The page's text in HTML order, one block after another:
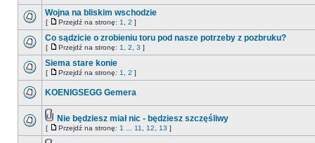
Wojna na bliskim wschodzie
[ Przejdź na stronę: 1 2 ]
Co sądzicie o zrobieniu toru pod nasze potrzeby z pozbruku?
[ Przejdź na stronę: 1 2 3 ]
Siema stare konie
[ Przejdź na stronę: 1 2 ]
KOENIGSEGG Gemera
Nie będziesz miał nic - będziesz szczęśliwy
[ Przejdź na stronę: 1 11 12 13 ]